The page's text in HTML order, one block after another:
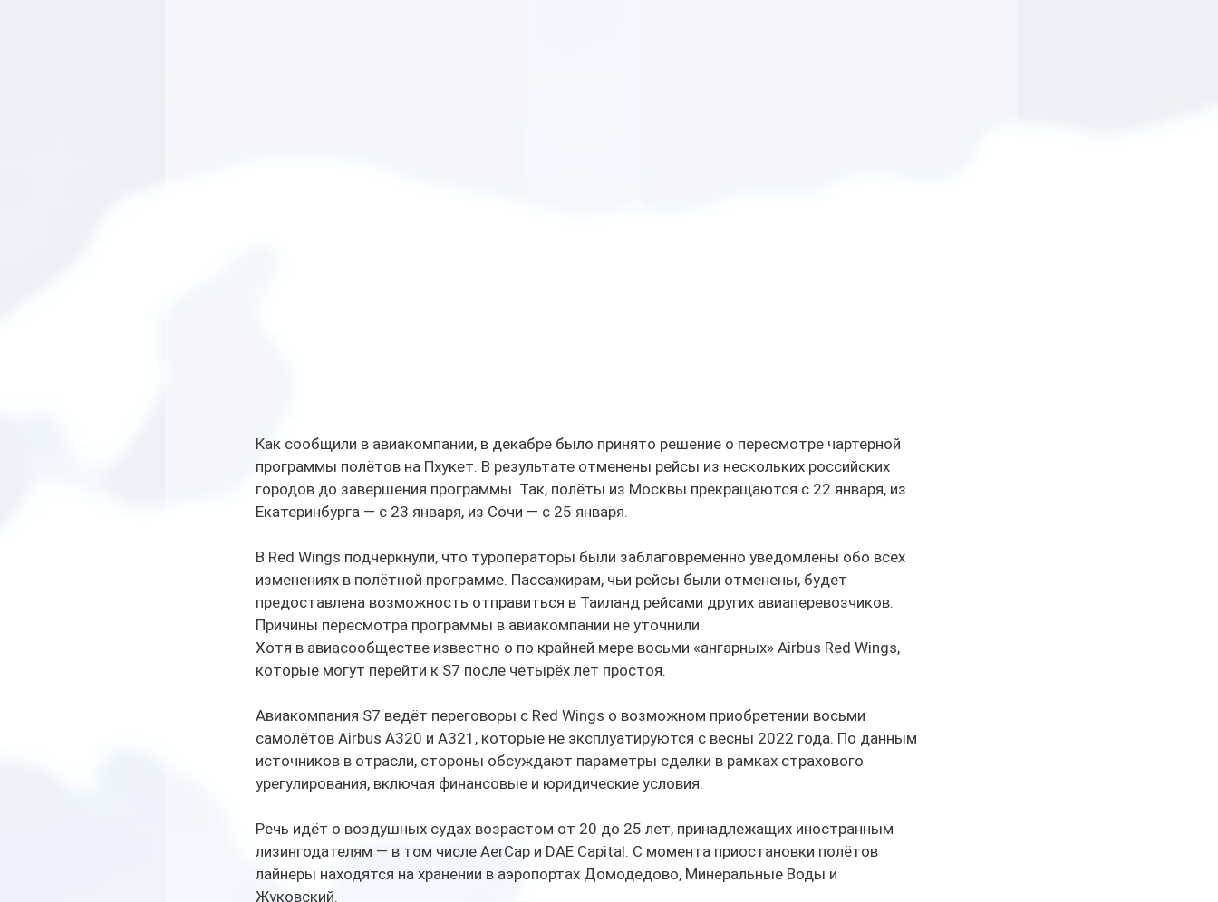
Как сообщили в авиакомпании, в декабре было принято решение о пересмотре чартерной
программы полётов на Пхукет. В результате отменены рейсы из нескольких российских
городов до завершения программы. Так, полёты из Москвы прекращаются с 22 января, из
Екатеринбурга — с 23 января, из Сочи — с 25 января.
В Red Wings подчеркнули, что туроператоры были заблаговременно уведомлены обо всех
изменениях в полётной программе. Пассажирам, чьи рейсы были отменены, будет
предоставлена возможность отправиться в Таиланд рейсами других авиаперевозчиков.
Причины пересмотра программы в авиакомпании не уточнили.
Хотя в авиасообществе известно о по крайней мере восьми «ангарных» Airbus Red Wings,
которые могут перейти к S7 после четырёх лет простоя.
Авиакомпания S7 ведёт переговоры с Red Wings о возможном приобретении восьми
самолётов Airbus A320 и A321, которые не эксплуатируются с весны 2022 года. По данным
источников в отрасли, стороны обсуждают параметры сделки в рамках страхового
урегулирования, включая финансовые и юридические условия.
Речь идёт о воздушных судах возрастом от 20 до 25 лет, принадлежащих иностранным
лизингодателям — в том числе AerCap и DAE Capital. С момента приостановки полётов
лайнеры находятся на хранении в аэропортах Домодедово, Минеральные Воды и
Жуковский.